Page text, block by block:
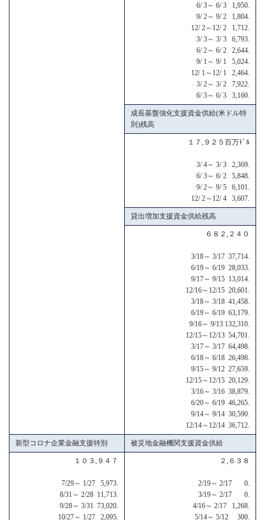
6/ 3～ 6/ 3 1,950.
9/ 2～ 9/ 2 1,804.
12/ 2～12/ 2 1,712.
3/ 3～ 3/ 3 6,793.
6/ 2～ 6/ 2 2,644.
9/ 1～ 9/ 1 5,024.
12/ 1～12/ 1 2,464.
3/ 2～ 3/ 2 7,922.
6/ 3～ 6/ 3 3,160.
成長基盤強化支援資金供給(米ドル特
則)残高
１７,９２５百万ﾄﾞﾙ
3/ 4～ 3/ 3 2,369.
6/ 3～ 6/ 2 5,848.
9/ 2～ 9/ 5 6,101.
12/ 2～12/ 4 3,607.
貸出増加支援資金供給残高
６８２,２４０
3/18～ 3/17 37,714.
6/19～ 6/19 28,033.
9/17～ 9/15 13,014.
12/16～12/15 20,601.
3/18～ 3/18 41,458.
6/19～ 6/19 63,179.
9/16～ 9/13 132,310.
12/15～12/13 54,701.
3/17～ 3/17 64,498.
6/18～ 6/18 26,498.
9/15～ 9/12 27,659.
12/15～12/15 20,129.
3/16～ 3/16 38,879.
6/20～ 6/19 46,265.
9/14～ 9/14 30,590.
12/14～12/14 36,712.
新型コロナ企業金融支援特別 被災地金融機関支援資金供給
１０３,９４７
7/29～ 1/27 5,973.
8/31～ 2/28 11,713.
9/28～ 3/31 73,020.
10/27～ 1/27 2,095.
２,６３８
2/19～ 2/17 0.
3/19～ 2/17 0.
4/16～ 2/17 1,268.
5/14～ 5/12 300.